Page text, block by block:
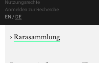
Nutzungsrechte
Anmelden zur Recherche
EN / DE
›Rarasammlung